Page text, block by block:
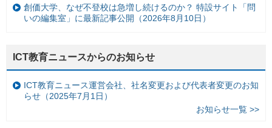
創価大学、なぜ不登校は急増し続けるのか？ 特設サイト「問
いの編集室」に最新記事公開（2026年8月10日）
ICT教育ニュースからのお知らせ
ICT教育ニュース運営会社、社名変更および代表者変更のお知
らせ（2025年7月1日）
お知らせ一覧 >>